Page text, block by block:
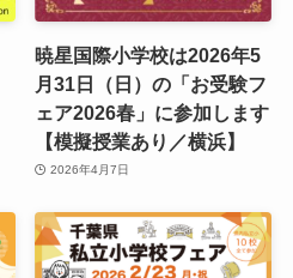
暁星国際小学校は2026年5
月31日（日）の「お受験フ
ェア2026春」に参加します
【模擬授業あり／横浜】
2026年4月7日